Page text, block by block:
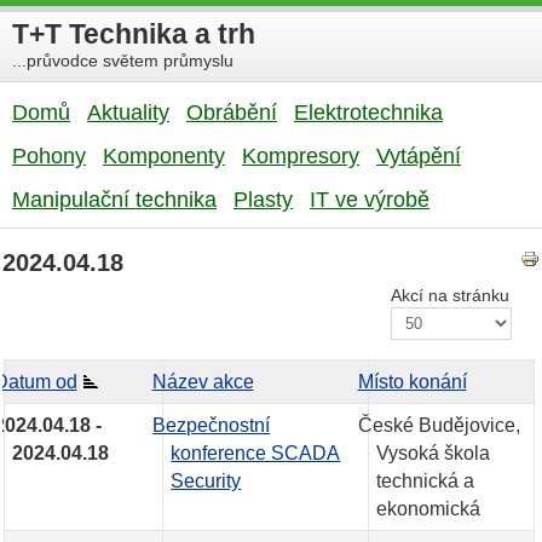
T+T Technika a trh
...průvodce světem průmyslu
Domů Aktuality Obrábění
Elektrotechnika
Pohony
Komponenty Kompresory
Vytápění
Manipulační technika
Plasty IT ve výrobě
2024.04.18
Akcí na stránku
od Název akce Místo konání
-
2024.04.18
Bezpečnostní
konference SCADA
Security
České Budějovice,
Vysoká škola
technická a
ekonomická